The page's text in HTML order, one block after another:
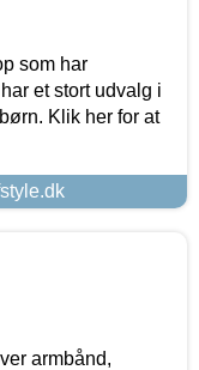
som har
et stort udvalg i
Klik her for at
armbånd,